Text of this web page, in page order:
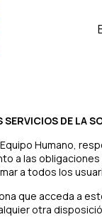
SERVICIOS DE LA
Humano,
a las obligaciones
a todos los
que acceda a
otra